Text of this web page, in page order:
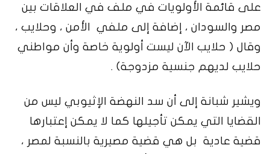
على قائمة الأولويات في ملف في العلاقات بين
مصر والسودان ، إضافة إلى ملفي الأمن ، وحلايب ،
وقال ( حلايب الآن ليست أولوية خاصة وأن مواطني
حلايب لديهم جنسية مزدوجة) .
ويشير شبانة إلى أن سد النهضة الإثيوبي ليس من
القضايا التي يمكن تأجيلها كما لا يمكن إعتبارها
قضية عادية بل هي قضية مصيرية بالنسبة لمصر ،